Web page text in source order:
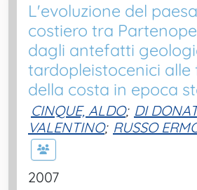
L'evoluzione del
costiero tra
dagli antefatti
tardopleistocenici alle
della costa in epoca
CINQUE, ALDO; DI
VALENTINO; RUSSO
2007